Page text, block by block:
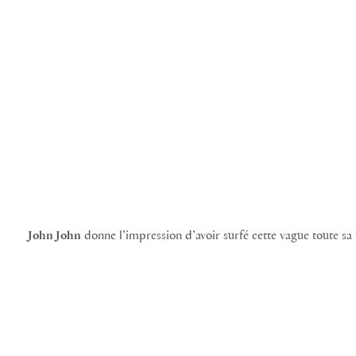
John John donne l’impression d’avoir surfé cette vague toute